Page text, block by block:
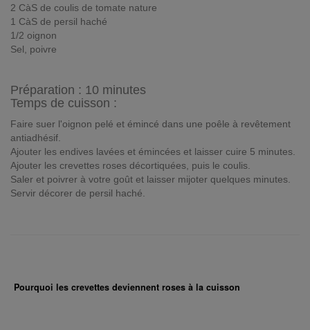
2 CàS de coulis de tomate nature
1 CàS de persil haché
1/2 oignon
Sel, poivre
Préparation : 10 minutes
Temps de cuisson :
Faire suer l'oignon pelé et émincé dans une poêle à revêtement
antiadhésif.
Ajouter les endives lavées et émincées et laisser cuire 5 minutes.
Ajouter les crevettes roses décortiquées, puis le coulis.
Saler et poivrer à votre goût et laisser mijoter quelques minutes.
Servir décorer de persil haché.
Pourquoi les crevettes deviennent roses à la cuisson